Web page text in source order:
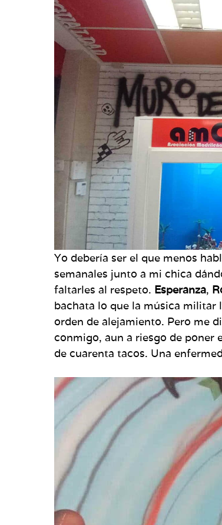
Yo debería ser el que menos
semanales junto a mi chica
faltarles al respeto. Esperanza,
bachata lo que la música militar
orden de alejamiento. Pero me
conmigo, aun a riesgo de poner
de cuarenta tacos. Una